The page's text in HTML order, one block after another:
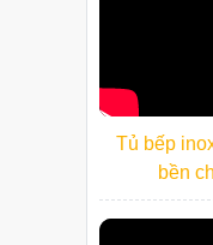
Tủ bếp
bền